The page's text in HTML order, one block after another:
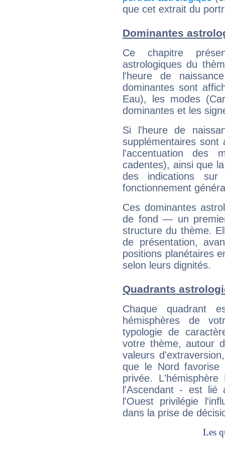
que cet extrait du
Dominantes
Ce chapitre
astrologiques du
l'heure de
dominantes sont
Eau), les modes
dominantes et les
Si l'heure de
supplémentaires sont
l'accentuation des
cadentes), ainsi que
des indications sur
fonctionnement
Ces dominantes
de fond — un
structure du thème.
de présentation,
positions planétaires
selon leurs dignités.
Quadrants
Chaque quadrant
hémisphères de
typologie de
votre thème, autour
valeurs
que le Nord favorise
privée.
l'Ascendant - est
l'Ouest privilégie
dans la prise de